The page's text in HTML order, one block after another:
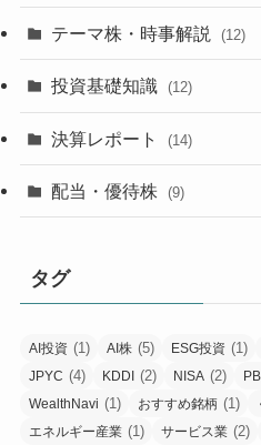
テーマ株・時事解説 (12)
投資基礎知識 (12)
決算レポート (14)
配当・優待株 (9)
タグ
AI投資 (1) AI株 (5) ESG投資 (1)
JPYC (4) KDDI (2) NISA (2)
WealthNavi (1) おすすめ銘柄 (1)
エネルギー産業 (1) サービス業 (2)